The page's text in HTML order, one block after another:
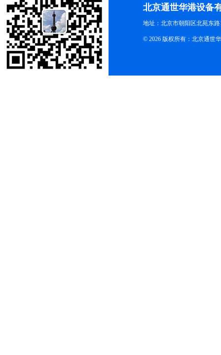
北京通世华港设备
地址：北京市朝阳区北苑东路
© 2026 版权所有：北京通世